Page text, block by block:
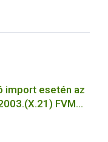
import esetén az
FVM
)